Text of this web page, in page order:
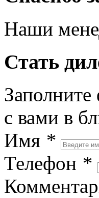
Наши
Стать
с вами в
Имя *
Телефон *